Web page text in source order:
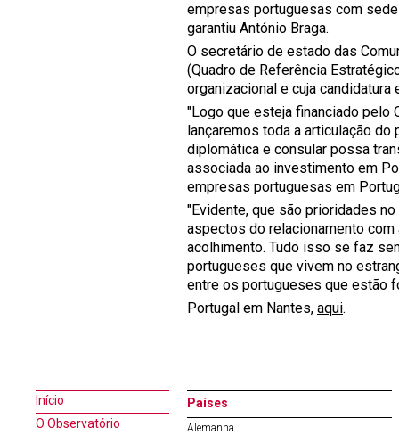
empresas portuguesas com
garantiu António Braga.
O secretário de estado das
(Quadro de Referência
organizacional e cuja candidatura
"Logo que esteja financiado pelo
lançaremos toda a articulação do
diplomática e consular possa
associada ao investimento em
empresas portuguesas em
"Evidente, que são prioridades
aspectos do relacionamento
acolhimento. Tudo isso se faz
portugueses que vivem no
entre os portugueses que estão
Portugal em Nantes, aqui.
Início
O Observatório
Países
Alemanha